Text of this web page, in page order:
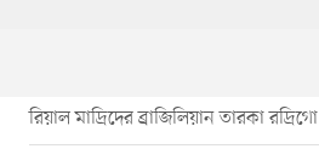
রিয়াল মাদ্রিদের ব্রাজিলিয়ান তারকা রদ্রিগো